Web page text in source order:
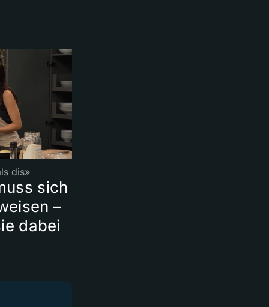
dis»
sich
–
dabei